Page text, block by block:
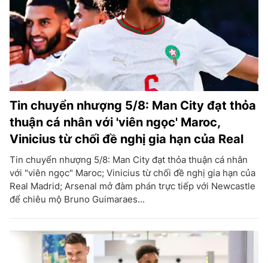
Tin chuyển nhượng 5/8: Man City đạt thỏa
thuận cá nhân với 'viên ngọc' Maroc,
Vinicius từ chối đề nghị gia hạn của Real
Tin chuyển nhượng 5/8: Man City đạt thỏa thuận cá nhân
với "viên ngọc" Maroc; Vinicius từ chối đề nghị gia hạn của
Real Madrid; Arsenal mở đàm phán trực tiếp với Newcastle
để chiêu mộ Bruno Guimaraes...